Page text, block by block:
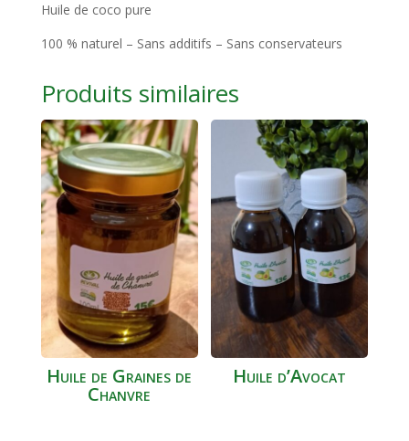
Huile de coco pure
100 % naturel – Sans additifs – Sans conservateurs
Produits similaires
Huile de Graines de
Chanvre
Huile d’Avocat